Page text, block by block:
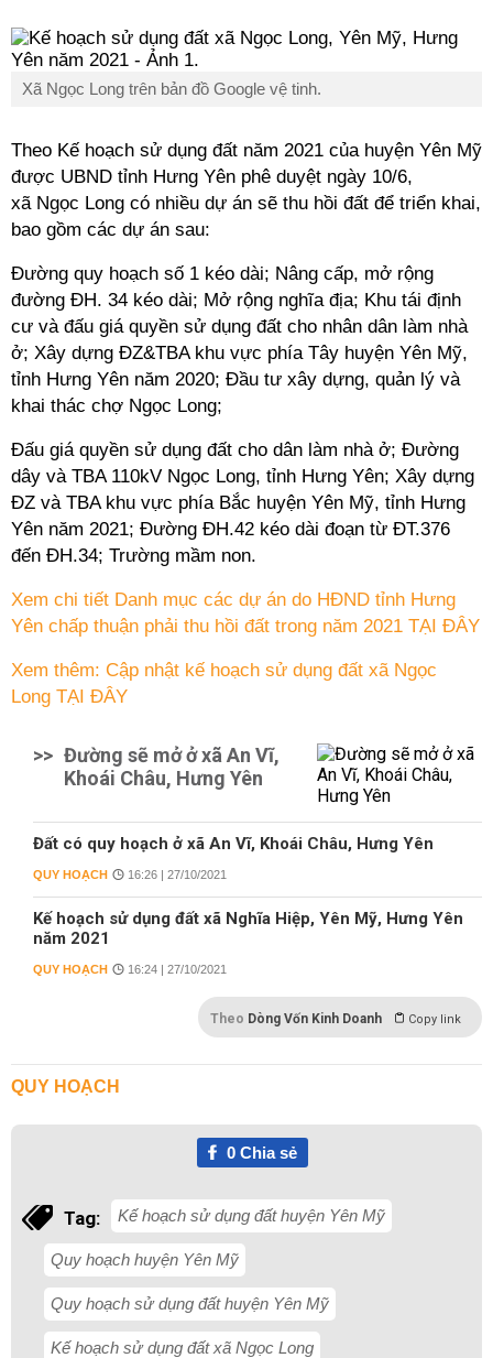
Xã Ngọc Long trên bản đồ Google vệ tinh.
Theo Kế hoạch sử dụng đất năm 2021 của huyện Yên Mỹ
được UBND tỉnh Hưng Yên phê duyệt ngày 10/6,
xã Ngọc Long có nhiều dự án sẽ thu hồi đất để triển khai,
bao gồm các dự án sau:
Đường quy hoạch số 1 kéo dài; Nâng cấp, mở rộng
đường ĐH. 34 kéo dài; Mở rộng nghĩa địa; Khu tái định
cư và đấu giá quyền sử dụng đất cho nhân dân làm nhà
ở; Xây dựng ĐZ&TBA khu vực phía Tây huyện Yên Mỹ,
tỉnh Hưng Yên năm 2020; Đầu tư xây dựng, quản lý và
khai thác chợ Ngọc Long;
Đấu giá quyền sử dụng đất cho dân làm nhà ở; Đường
dây và TBA 110kV Ngọc Long, tỉnh Hưng Yên; Xây dựng
ĐZ và TBA khu vực phía Bắc huyện Yên Mỹ, tỉnh Hưng
Yên năm 2021; Đường ĐH.42 kéo dài đoạn từ ĐT.376
đến ĐH.34; Trường mầm non.
Xem chi tiết Danh mục các dự án do HĐND tỉnh Hưng
Yên chấp thuận phải thu hồi đất trong năm 2021 TẠI ĐÂY
Xem thêm: Cập nhật kế hoạch sử dụng đất xã Ngọc
Long TẠI ĐÂY
>> Đường sẽ mở ở xã An Vĩ,
Khoái Châu, Hưng Yên
Đất có quy hoạch ở xã An Vĩ, Khoái Châu, Hưng Yên
QUY HOẠCH 16:26 | 27/10/2021
Kế hoạch sử dụng đất xã Nghĩa Hiệp, Yên Mỹ, Hưng Yên
năm 2021
QUY HOẠCH 16:24 | 27/10/2021
Theo Dòng Vốn Kinh Doanh Copy link
QUY HOẠCH
0Chia sẻ
Tag: Kế hoạch sử dụng đất huyện Yên Mỹ
Quy hoạch huyện Yên Mỹ
Quy hoạch sử dụng đất huyện Yên Mỹ
Kế hoạch sử dụng đất xã Ngọc Long